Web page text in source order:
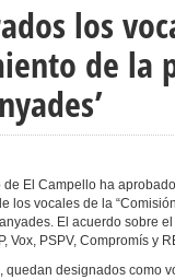
los
de la
de El Campello ha
los vocales de la
El acuerdo sobre
Vox, PSPV, Compromís y
quedan designados como